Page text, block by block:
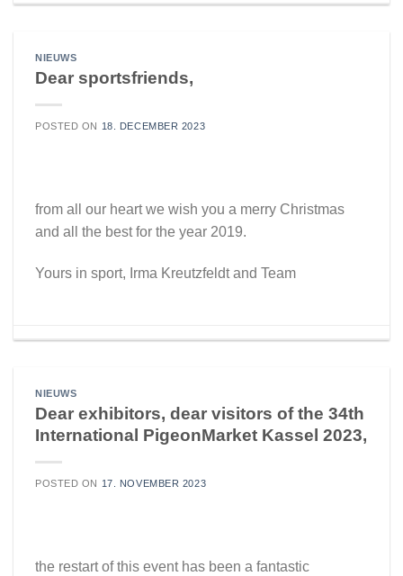
NIEUWS
Dear sportsfriends,
POSTED ON 18. DECEMBER 2023
from all our heart we wish you a merry Christmas
and all the best for the year 2019.
Yours in sport, Irma Kreutzfeldt and Team
NIEUWS
Dear exhibitors, dear visitors of the 34th
International PigeonMarket Kassel 2023,
POSTED ON 17. NOVEMBER 2023
the restart of this event has been a fantastic